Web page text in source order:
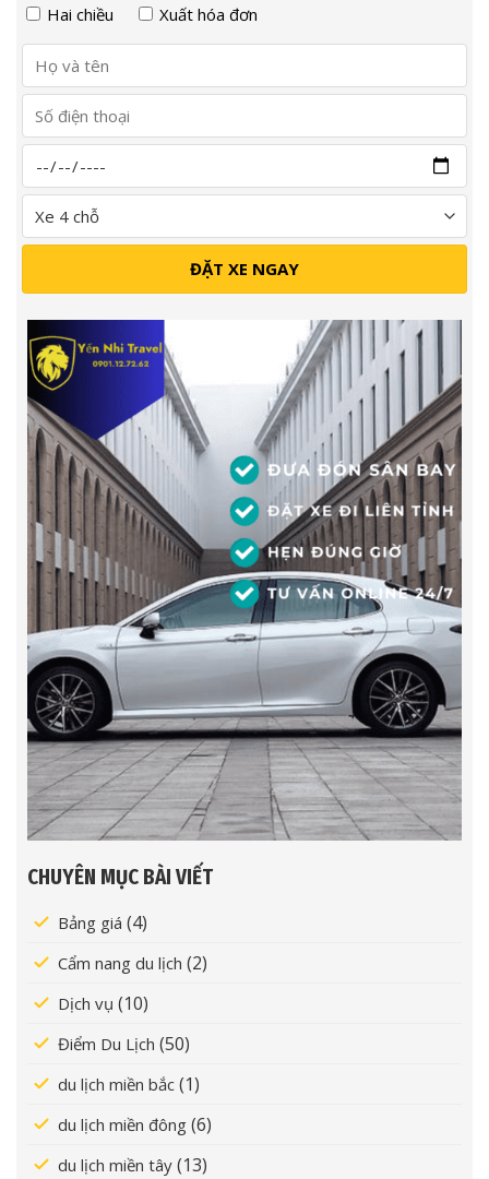
Hai chiều Xuất hóa đơn
CHUYÊN MỤC BÀI VIẾT
Bảng giá (4)
Cẩm nang du lịch (2)
Dịch vụ (10)
Điểm Du Lịch (50)
du lịch miền bắc (1)
du lịch miền đông (6)
du lịch miền tây (13)